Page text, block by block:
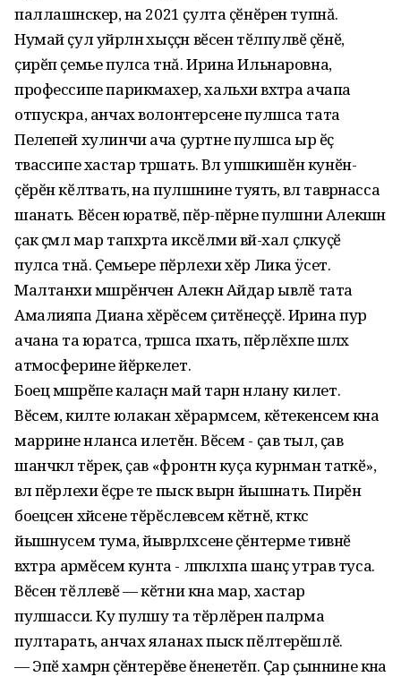
паллашнӑскер, ӑна 2021 ҫулта ҫӗнӗрен тупнă.
Нумай ҫул уйрӑлнӑ хыҫҫӑн вӗсен тӗлпулӑвӗ ҫӗнӗ,
ҫирӗп ҫемье пулса тӑнă. Ирина Ильнаровна,
профессипе парикмахер, хальхи вӑхӑтра ачапа
отпускра, анчах волонтерсене пулӑшса тата
Пелепей хулинчи ача ҫуртне пулӑшса ырӑ ӗҫ
тӑвассипе хастар тӑрӑшать. Вӑл упӑшкишӗн кунӗн-
ҫӗрӗн кӗлтӑвать, ӑна пулӑшнине туять, вӑл таврӑнасса
шанать. Вӗсен юратӑвӗ, пӗр-пӗрне пулӑшни Алекшӑн
ҫак ҫӑмӑл мар тапхӑрта иксӗлми вӑй-хал ҫӑлкуҫӗ
пулса тӑнă. Ҫемьере пӗрлехи хӗр Лика ÿсет.
Малтанхи мӑшӑрӗнчен Алекӑн Айдар ывӑлӗ тата
Амалияпа Диана хӗрӗсем ҫитӗнеҫҫӗ. Ирина пур
ачана та юратса, тӑрӑшса пӑхать, пӗрлӗхпе ӑшӑлӑх
атмосферине йӗркелет.
Боец мӑшӑрӗпе калаҫнӑ май тарӑн ӑнлану килет.
Вӗсем, килте юлакан хӗрарӑмсем, кӗтекенсем кӑна
маррине ӑнланса илетĕн. Вӗсем - ҫав тыл, ҫав
шанчӑклӑ тӗрек, ҫав «фронтӑн куҫа курӑнман татӑкӗ»,
вӑл пӗрлехи ӗҫре те пысӑк вырӑн йышӑнать. Пирӗн
боецсен хӑйсене тӗрӗслевсем кӗтнӗ, кӑткӑс
йышӑнусем тума, йывӑрлӑхсене ҫӗнтерме тивнӗ
вӑхӑтра арӑмӗсем кунта - лӑпкӑлӑхпа шанӑҫ утрав туса.
Вӗсен тӗллевӗ — кӗтни кӑна мар, хастар
пулӑшасси. Ку пулӑшу та тӗрлӗрен палӑрма
пултарать, анчах яланах пысӑк пӗлтерӗшлӗ.
— Эпӗ хамӑрӑн ҫӗнтерӗве ӗненетӗп. Ҫар ҫыннине кӑна